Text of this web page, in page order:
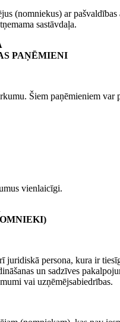
(nomniekus) ar
sastāvdaļa.
PAŅĒMIENI
Šiem paņēmieniem var
vienlaicīgi.
persona, kura ir
un sadzīves
vai uzņēmējsabiedrības.